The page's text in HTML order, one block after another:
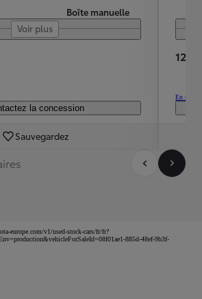
Boîte manuelle
Voir plus
la concession
Sauvegardez
12
En
europe.com/v1/used-stock-cars/fr/fr?
885d-48ef-9b3f-